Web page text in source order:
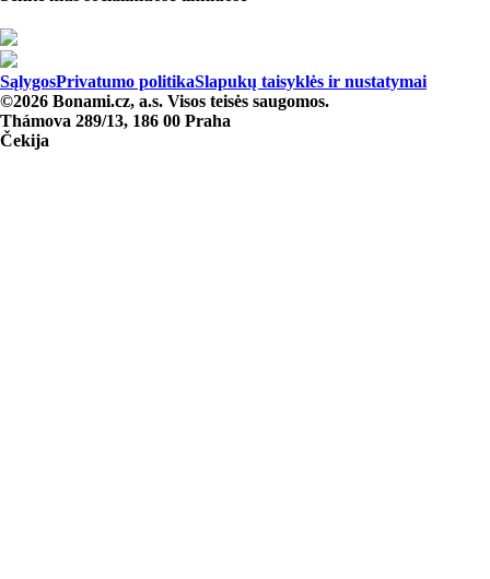
SąlygosPrivatumo politikaSlapukų taisyklės ir nustatymai
©2026 Bonami.cz, a.s. Visos teisės saugomos.
Thámova 289/13, 186 00 Praha
Čekija